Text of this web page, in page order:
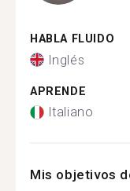
HABLA FLUIDO
Inglés
APRENDE
Italiano
Mis objetivos